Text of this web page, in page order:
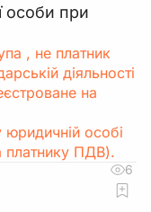
особи при
, не платник
діяльності
на
особі
платнику ПДВ).
6